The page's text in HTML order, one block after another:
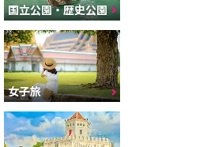
国立公園・歴史公園
女子旅